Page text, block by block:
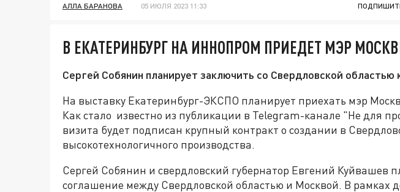
АЛЛА БАРАНОВА 05 ИЮЛЯ 2023 11:33
В ЕКАТЕРИНБУРГ НА ИННОПРОМ ПРИЕДЕТ МЭР
Сергей Собянин планирует заключить со Свердловской областью
На выставку Екатеринбург-ЭКСПО планирует приехать мэр
Как стало известно из публикации в Telegram-канале "Не для
визита будет подписан крупный контракт о создании в
высокотехнологичного производства.
Сергей Собянин и свердловский губернатор Евгений Куйвашев
соглашение между Свердловской областью и Москвой. В рамках